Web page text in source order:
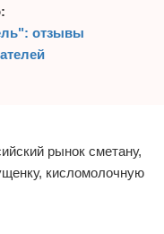
отзывы
рынок сметану,
кисломолочную